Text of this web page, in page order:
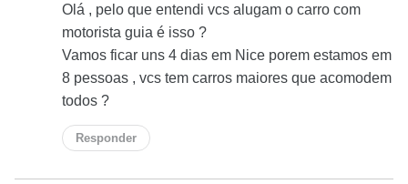
Olá , pelo que entendi vcs alugam o carro com
motorista guia é isso ?
Vamos ficar uns 4 dias em Nice porem estamos em
8 pessoas , vcs tem carros maiores que acomodem
todos ?
Responder